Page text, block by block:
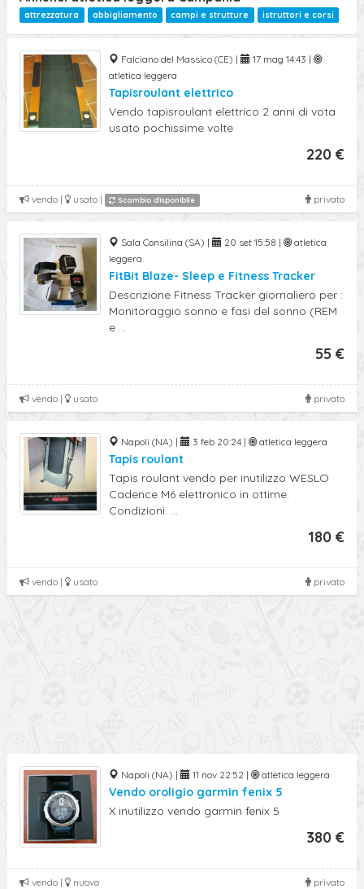
attrezzatura abbigliamento campi e strutture istruttori e corsi
Falciano del Massico (CE) |
17 mag 14:43 |
atletica leggera
Tapisroulant elettrico
Vendo tapisroulant elettrico 2 anni di vota
usato pochissime volte
220 €
privato
vendo | usato | Scambio disponibile
Sala Consilina (SA) | 20 set 15:58 |
atletica
leggera
FitBit Blaze- Sleep e Fitness Tracker
Descrizione Fitness Tracker giornaliero per :
Monitoraggio sonno e fasi del sonno (REM
e ...
55 €
privato
vendo | usato
Napoli (NA) | 3 feb 20:24 | atletica leggera
Tapis roulant
Tapis roulant vendo per inutilizzo WESLO
Cadence M6 elettronico in ottime.
Condizioni. ...
180 €
privato
vendo | usato
Napoli (NA) | 11 nov 22:52 | atletica leggera
Vendo oroligio garmin fenix 5
X inutilizzo vendo garmin fenix 5
380 €
privato
vendo | nuovo